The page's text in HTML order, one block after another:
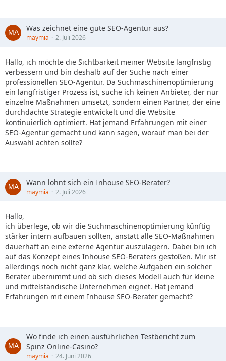
Was zeichnet eine gute SEO-Agentur aus?
maymia 2. Juli 2026
Hallo, ich möchte die Sichtbarkeit meiner Website langfristig
verbessern und bin deshalb auf der Suche nach einer
professionellen SEO-Agentur. Da Suchmaschinenoptimierung
ein langfristiger Prozess ist, suche ich keinen Anbieter, der nur
einzelne Maßnahmen umsetzt, sondern einen Partner, der eine
durchdachte Strategie entwickelt und die Website
kontinuierlich optimiert. Hat jemand Erfahrungen mit einer
SEO-Agentur gemacht und kann sagen, worauf man bei der
Auswahl achten sollte?
Wann lohnt sich ein Inhouse SEO-Berater?
maymia 2. Juli 2026
Hallo,
ich überlege, ob wir die Suchmaschinenoptimierung künftig
stärker intern aufbauen sollten, anstatt alle SEO-Maßnahmen
dauerhaft an eine externe Agentur auszulagern. Dabei bin ich
auf das Konzept eines Inhouse SEO-Beraters gestoßen. Mir ist
allerdings noch nicht ganz klar, welche Aufgaben ein solcher
Berater übernimmt und ob sich dieses Modell auch für kleine
und mittelständische Unternehmen eignet. Hat jemand
Erfahrungen mit einem Inhouse SEO-Berater gemacht?
Wo finde ich einen ausführlichen Testbericht zum
Spinz Online-Casino?
maymia 24. Juni 2026